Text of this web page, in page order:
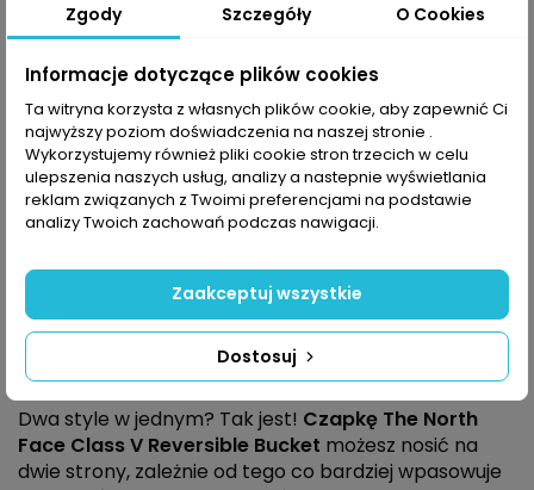
Dodaj do koszyka
Powiadom mnie kiedy dostępne
Opis
Dwa style w jednym? Tak jest! Czapkę The North
Face Class V Reversible Bucket możesz nosić na
dwie strony, zależnie od tego co bardziej wpasowuje
Zgody Szczegóły O Cookies
Informacje dotyczące plików cookies
Ta witryna korzysta z własnych plików cookie, aby zapewnić Ci
najwyższy poziom doświadczenia na naszej stronie .
Wykorzystujemy również pliki cookie stron trzecich w celu
ulepszenia naszych usług, analizy a nastepnie wyświetlania
reklam związanych z Twoimi preferencjami na podstawie
analizy Twoich zachowań podczas nawigacji.
Dostosuj
Zaakceptuj wszystkie